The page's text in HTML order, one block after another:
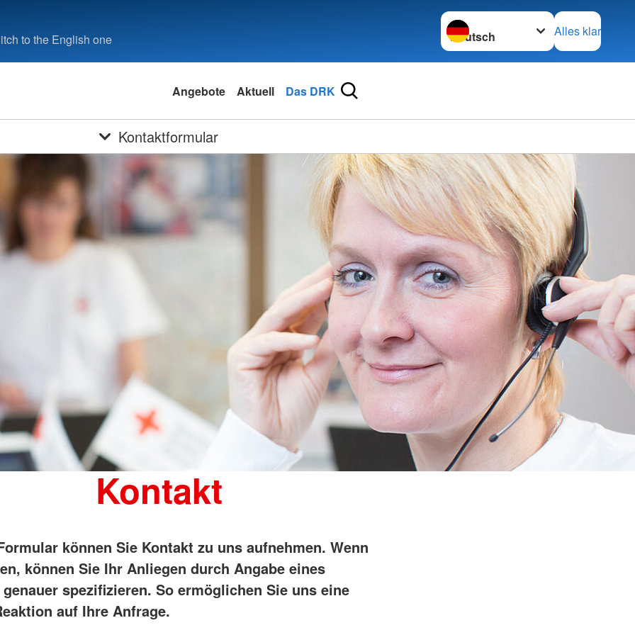
to the English one
Sprache wechseln zu
Alles klar
Angebote Aktuell Das DRK
Kontaktformular
Kontakt
können Sie Kontakt zu uns aufnehmen. Wenn
können Sie Ihr Anliegen durch Angabe eines
spezifizieren. So ermöglichen Sie uns eine
auf Ihre Anfrage.